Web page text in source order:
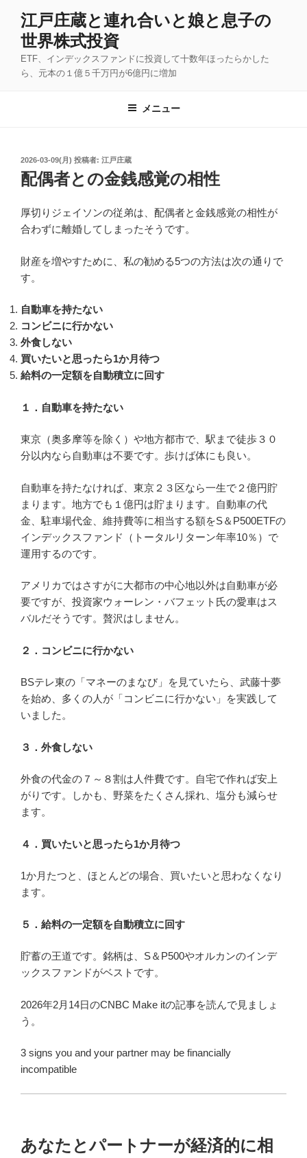
江戸庄蔵と連れ合いと娘と息子の
世界株式投資
ETF、インデックスファンドに投資して十数年ほったらかした
ら、元本の１億５千万円が6億円に増加
メニュー
投
稿
日:
2026-03-09(月) 投稿者: 江戸庄蔵
配偶者との金銭感覚の相性
厚切りジェイソンの従弟は、配偶者と金銭感覚の相性が
合わずに離婚してしまったそうです。
財産を増やすために、私の勧める5つの方法は次の通りで
す。
自動車を持たない
コンビニに行かない
外食しない
買いたいと思ったら1か月待つ
給料の一定額を自動積立に回す
１．自動車を持たない
東京（奥多摩等を除く）や地方都市で、駅まで徒歩３０
分以内なら自動車は不要です。歩けば体にも良い。
自動車を持たなければ、東京２３区なら一生で２億円貯
まります。地方でも１億円は貯まります。自動車の代
金、駐車場代金、維持費等に相当する額をS＆P500ETFの
インデックスファンド（トータルリターン年率10％）で
運用するのです。
アメリカではさすがに大都市の中心地以外は自動車が必
要ですが、投資家ウォーレン・バフェット氏の愛車はス
バルだそうです。贅沢はしません。
２．コンビニに行かない
BSテレ東の「マネーのまなび」を見ていたら、武藤十夢
を始め、多くの人が「コンビニに行かない」を実践して
いました。
３．外食しない
外食の代金の７～８割は人件費です。自宅で作れば安上
がりです。しかも、野菜をたくさん採れ、塩分も減らせ
ます。
４．買いたいと思ったら1か月待つ
1か月たつと、ほとんどの場合、買いたいと思わなくなり
ます。
５．給料の一定額を自動積立に回す
貯蓄の王道です。銘柄は、S＆P500やオルカンのインデ
ックスファンドがベストです。
2026年2月14日のCNBC Make itの記事を読んで見ましょ
う。
3 signs you and your partner may be financially
incompatible
あなたとパートナーが経済的に相